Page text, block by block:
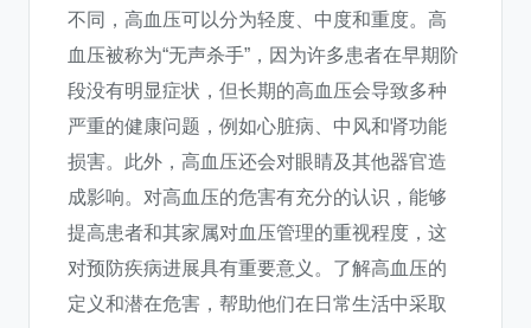
不同，高血压可以分为轻度、中度和重度。高
血压被称为“无声杀手”，因为许多患者在早期阶
段没有明显症状，但长期的高血压会导致多种
严重的健康问题，例如心脏病、中风和肾功能
损害。此外，高血压还会对眼睛及其他器官造
成影响。对高血压的危害有充分的认识，能够
提高患者和其家属对血压管理的重视程度，这
对预防疾病进展具有重要意义。了解高血压的
定义和潜在危害，帮助他们在日常生活中采取